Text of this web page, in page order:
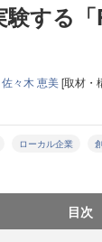
する「
佐々木 恵美[取材・
ローカル企業
目次